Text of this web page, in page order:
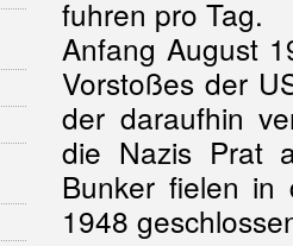
fuhren pro Tag.
Anfang August
Vorstoßes der
der daraufhin
die Nazis Prat
Bunker fielen
1948